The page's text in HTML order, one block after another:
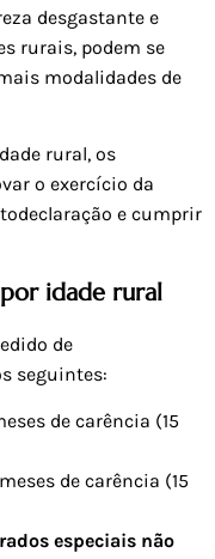
desgastante e
rurais, podem se
modalidades de
rural, os
o exercício da
e cumprir
idade rural
de
seguintes:
de carência (15
de carência (15
especiais não